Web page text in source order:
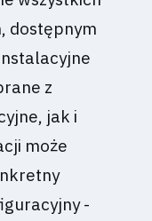
dostępnym
z
jak i
może
-